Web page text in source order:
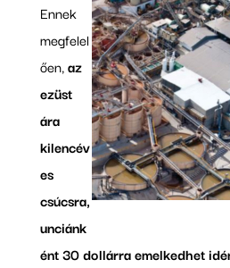
Ennek
megfelel
ően,az
ezüst
ára
kilencév
es
csúcsra,
unciánk
ént 30 dollárra emelkedhet